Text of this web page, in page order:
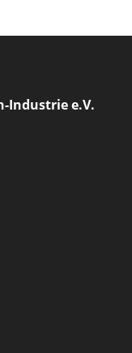
Industrie e.V.